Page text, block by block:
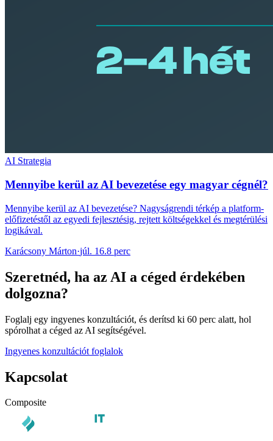
AI Strategia
Mennyibe kerül az AI bevezetése egy magyar cégnél?
Mennyibe kerül az AI bevezetése? Nagyságrendi térkép a platform-
előfizetéstől az egyedi fejlesztésig, rejtett költségekkel és megtérülési
logikával.
Karácsony Márton·júl. 16.8 perc
Szeretnéd, ha az AI a céged érdekében
dolgozna?
Foglalj egy ingyenes konzultációt, és derítsd ki 60 perc alatt, hol
spórolhat a céged az AI segítségével.
Ingyenes konzultációt foglalok
Kapcsolat
Composite